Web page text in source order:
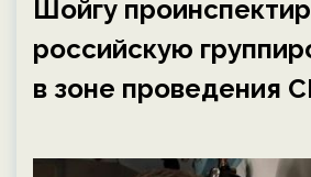
Шойгу
российскую
в зоне проведения